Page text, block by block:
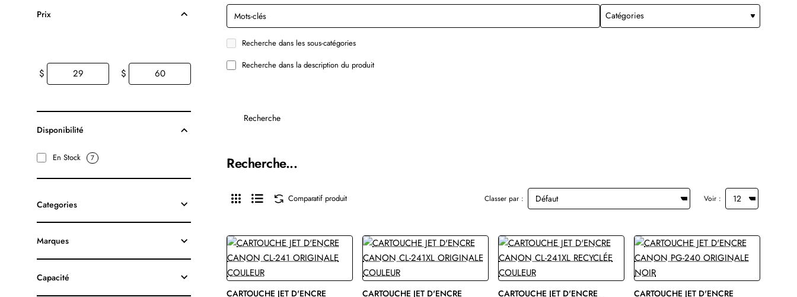
Prix
$ $
Disponibilité
En Stock 7
Categories
Marques
Capacité
Recherche dans les sous-catégories
Recherche dans la description du produit
Recherche
Recherche...
Comparatif produit Classer par : Voir :
CARTOUCHE JET D'ENCRE
CARTOUCHE JET D'ENCRE
CARTOUCHE JET D'ENCRE
CARTOUCHE JET D'ENCRE